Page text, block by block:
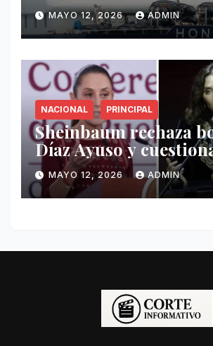
vinculados al crucero
Hondius
MAYO 12, 2026 ADMIN
NACIONAL PRINCIPAL
Sheinbaum rechaza
Díaz Ayuso y
de funcionaria
MAYO 12, 2026 ADMIN